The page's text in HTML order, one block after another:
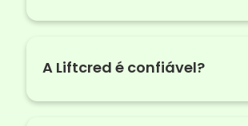
A Liftcred é confiável?